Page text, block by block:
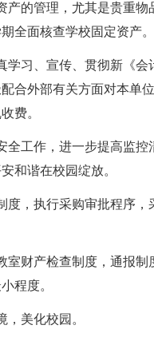
产的管理，尤其是贵重
全面核查学校固定资产。
学习、宣传、贯彻新《
合外部有关方面对本单
费。
全工作，进一步提高监
和谐在校园绽放。
度，执行采购审批程序
室财产检查制度，通报
程度。
，美化校园。